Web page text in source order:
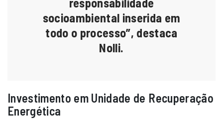
socioambiental inserida em
todo o processo”, destaca
Nolli.
Investimento em Unidade de Recuperação
Energética